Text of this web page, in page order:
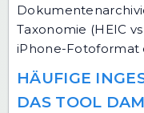
Taxonomie (HEIC
iPhone-Fotoformat
HÄUFIGE
DAS TOOL